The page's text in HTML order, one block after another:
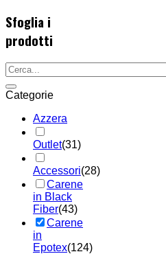
Sfoglia i
prodotti
Categorie
Azzera
Outlet(31)
Accessori(28)
Carene
in Black
Fiber(43)
Carene
in
Epotex(124)